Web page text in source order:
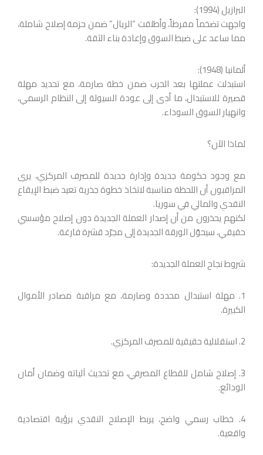
البرازيل (1994):
واجهت تضخماً مفرطاً، وأطلقت “الريال” ضمن حزمة إصلاح شاملة،
مما ساعد على ضبط السوق وإعادة بناء الثقة.
ألمانيا (1948):
استبدلت عملتها بعد الحرب ضمن خطة صارمة، مع تحديد مهلة
قصيرة للاستبدال، ما أدى إلى عودة السيولة إلى النظام الرسمي،
وانهيار السوق السوداء.
لماذا الآن؟
مع وجود حكومة جديدة وإدارة جديدة للمصرف المركزي، يرى
المراقبون أن اللحظة مناسبة لاتخاذ خطوة جذرية تعيد ضبط الإيقاع
النقدي والمالي في سوريا.
لكنهم يحذرون من أن إصدار العملة الجديدة دون إصلاح مؤسسي
حقيقي، سيحوّل الورقة الجديدة إلى مجرّد قشرة فارغة.
شروط نجاح العملة الجديدة:
1. مهلة استبدال محددة وصارمة، مع مراقبة مصادر الأموال
الكبيرة.
2. استقلالية حقيقية للمصرف المركزي.
3. إصلاح شامل للقطاع المصرفي، مع تحديث آلياته وضمان أمان
الودائع.
4. خطاب رسمي واضح، يربط الإصلاح النقدي برؤية اقتصادية
واقعية.